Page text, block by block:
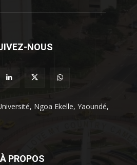
NOUS
Ngoa Ekelle, Yaoundé,
À PROPOS